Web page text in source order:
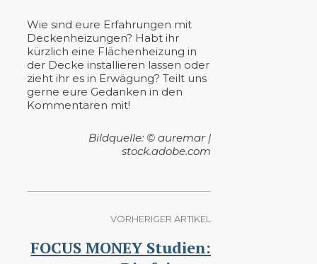
Wie sind eure Erfahrungen mit
Deckenheizungen? Habt ihr
kürzlich eine Flächenheizung in
der Decke installieren lassen oder
zieht ihr es in Erwägung? Teilt uns
gerne eure Gedanken in den
Kommentaren mit!
Bildquelle: © auremar |
stock.adobe.com
VORHERIGER ARTIKEL
FOCUS MONEY Studien: